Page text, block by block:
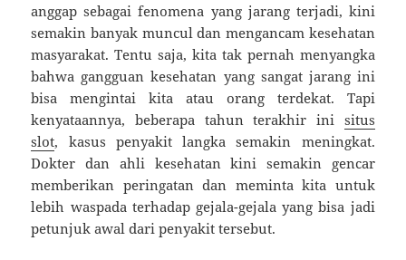
anggap sebagai fenomena yang jarang terjadi, kini
semakin banyak muncul dan mengancam kesehatan
masyarakat. Tentu saja, kita tak pernah menyangka
bahwa gangguan kesehatan yang sangat jarang ini
bisa mengintai kita atau orang terdekat. Tapi
kenyataannya, beberapa tahun terakhir ini situs
slot, kasus penyakit langka semakin meningkat.
Dokter dan ahli kesehatan kini semakin gencar
memberikan peringatan dan meminta kita untuk
lebih waspada terhadap gejala-gejala yang bisa jadi
petunjuk awal dari penyakit tersebut.